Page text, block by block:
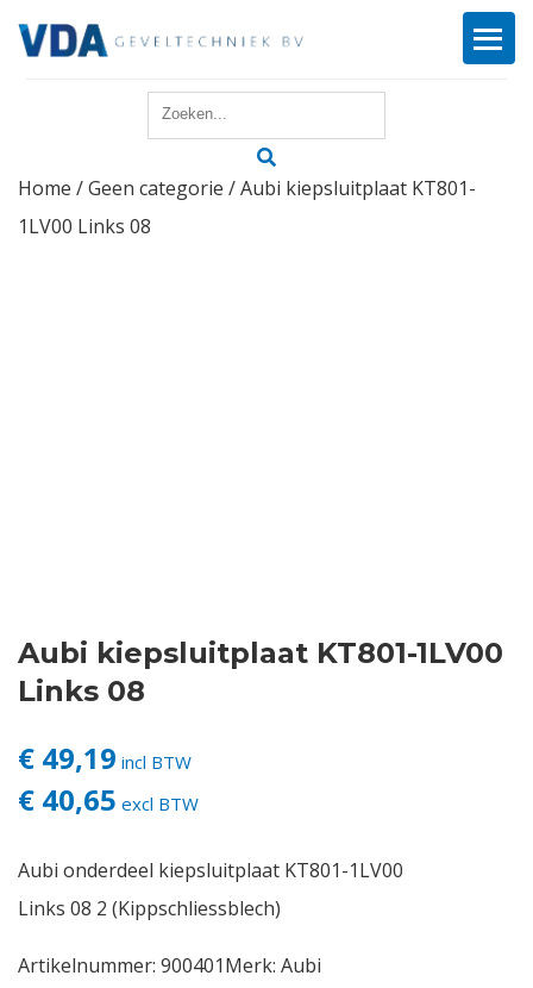
Reparatie
Login
Home /Geen categorie / Aubi kiepsluitplaat KT801-
1LV00 Links 08
Aubi kiepsluitplaat KT801-1LV00
Links 08
€ 49,19 incl BTW
€ 40,65 excl BTW
Aubi onderdeel kiepsluitplaat KT801-1LV00
Links 08 2 (Kippschliessblech)
Artikelnummer: 900401Merk: Aubi